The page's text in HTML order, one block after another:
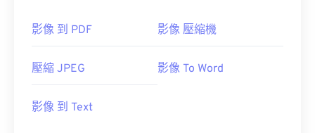
影像 到 PDF 影像 壓縮機
壓縮 JPEG 影像 To Word
影像 到 Text